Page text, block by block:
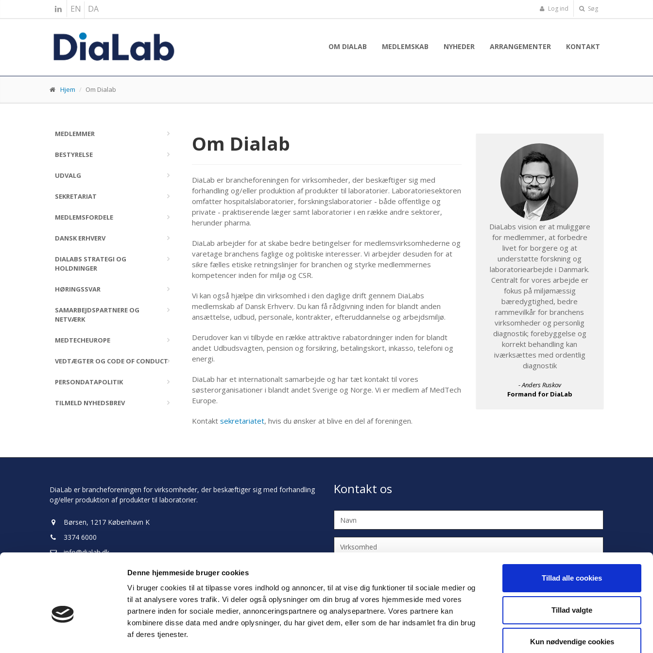
Denne hjemmeside bruger cookies
Vi bruger cookies til at tilpasse vores indhold og annoncer, til at vise dig funktioner til sociale medier og
til at analysere vores trafik. Vi deler også oplysninger om din brug af vores hjemmeside med vores
partnere inden for sociale medier, annonceringspartnere og analysepartnere. Vores partnere kan
kombinere disse data med andre oplysninger, du har givet dem, eller som de har indsamlet fra din brug
af deres tjenester.
Tillad alle cookies
Tillad valgte
Kun nødvendige cookies
EN DA Log ind Søg
OM DIALAB MEDLEMSKAB NYHEDER ARRANGEMENTER KONTAKT
Hjem Om Dialab
MEDLEMMER
BESTYRELSE
UDVALG
SEKRETARIAT
MEDLEMSFORDELE
DANSK ERHVERV
DIALABS STRATEGI OG
HOLDNINGER
HØRINGSSVAR
SAMARBEJDSPARTNERE OG
NETVÆRK
MEDTECHEUROPE
VEDTÆGTER OG CODE OF CONDUCT
PERSONDATAPOLITIK
TILMELD NYHEDSBREV
Om Dialab
DiaLab er brancheforeningen for virksomheder, der beskæftiger sig med
forhandling og/eller produktion af produkter til laboratorier. Laboratoriesektoren
omfatter hospitalslaboratorier, forskningslaboratorier - både offentlige og
private - praktiserende læger samt laboratorier i en række andre sektorer,
herunder pharma.
DiaLab arbejder for at skabe bedre betingelser for medlemsvirksomhederne og
varetage branchens faglige og politiske interesser. Vi arbejder desuden for at
sikre fælles etiske retningslinjer for branchen og styrke medlemmernes
kompetencer inden for miljø og CSR.
Vi kan også hjælpe din virksomhed i den daglige drift gennem DiaLabs
medlemskab af Dansk Erhverv. Du kan få rådgivning inden for blandt anden
ansættelse, udbud, personale, kontrakter, efteruddannelse og arbejdsmiljø.
Derudover kan vi tilbyde en række attraktive rabatordninger inden for blandt
andet Udbudsvagten, pension og forsikring, betalingskort, inkasso, telefoni og
energi.
DiaLab har et internationalt samarbejde og har tæt kontakt til vores
søsterorganisationer i blandt andet Sverige og Norge. Vi er medlem af MedTech
Europe.
Kontakt sekretariatet, hvis du ønsker at blive en del af foreningen.
DiaLabs vision er at muliggøre
for medlemmer, at forbedre
livet for borgere og at
understøtte forskning og
laboratoriearbejde i Danmark.
Centralt for vores arbejde er
fokus på miljømæssig
bæredygtighed, bedre
rammevilkår for branchens
virksomheder og personlig
diagnostik; forebyggelse og
korrekt behandling kan
iværksættes med ordentlig
diagnostik
- Anders Ruskov
Formand for DiaLab
DiaLab er brancheforeningen for virksomheder, der beskæftiger sig med forhandling
og/eller produktion af produkter til laboratorier.
Børsen, 1217 København K
3374 6000
info@dialab.dk
Kontakt os
Telefon
Besked